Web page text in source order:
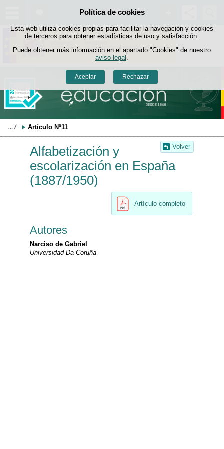
Política de cookies
Esta web utiliza cookies propias para facilitar la navegación y cookies
de terceros para obtener estadísticas de uso y satisfacción.
Puede obtener más información en el apartado "Cookies" de nuestro
aviso legal
Aceptar Rechazar
Saltar al contenido
Artículo Nº11
Volver
Alfabetización y
escolarización en España
(1887/1950)
Artículo completo
Autores
Narciso de Gabriel
Universidad Da Coruña